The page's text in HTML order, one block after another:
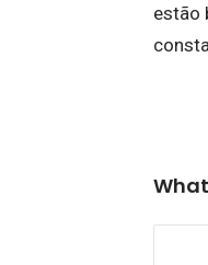
estão